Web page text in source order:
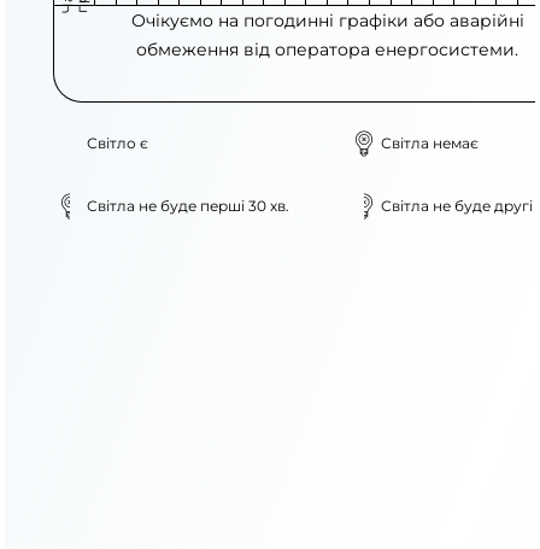
Очікуємо на погодинні графіки або аварійні
обмеження від оператора енергосистеми.
Світло є Світла немає
Світла не буде перші 30 хв. Світла не буде другі